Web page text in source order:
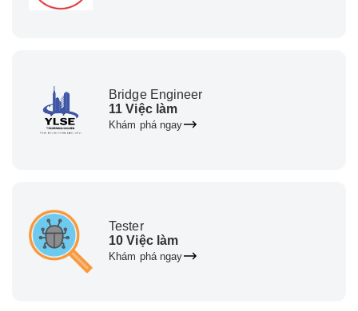
Bridge Engineer
11 Việc làm
Khám phá ngay
Tester
10 Việc làm
Khám phá ngay